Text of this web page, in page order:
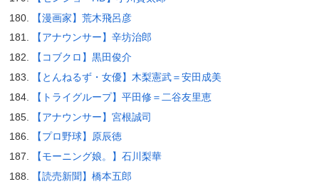
【漫画家】荒木飛呂彦
【アナウンサー】辛坊治郎
【コブクロ】黒田俊介
【とんねるず・女優】木梨憲武＝安田成美
【トライグループ】平田修＝二谷友里恵
【アナウンサー】宮根誠司
【プロ野球】原辰徳
【モーニング娘。】石川梨華
【読売新聞】橋本五郎